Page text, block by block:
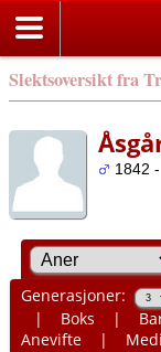
Slektsoversikt fra
1842 -
Generasjoner:
| Boks |
Anevifte|